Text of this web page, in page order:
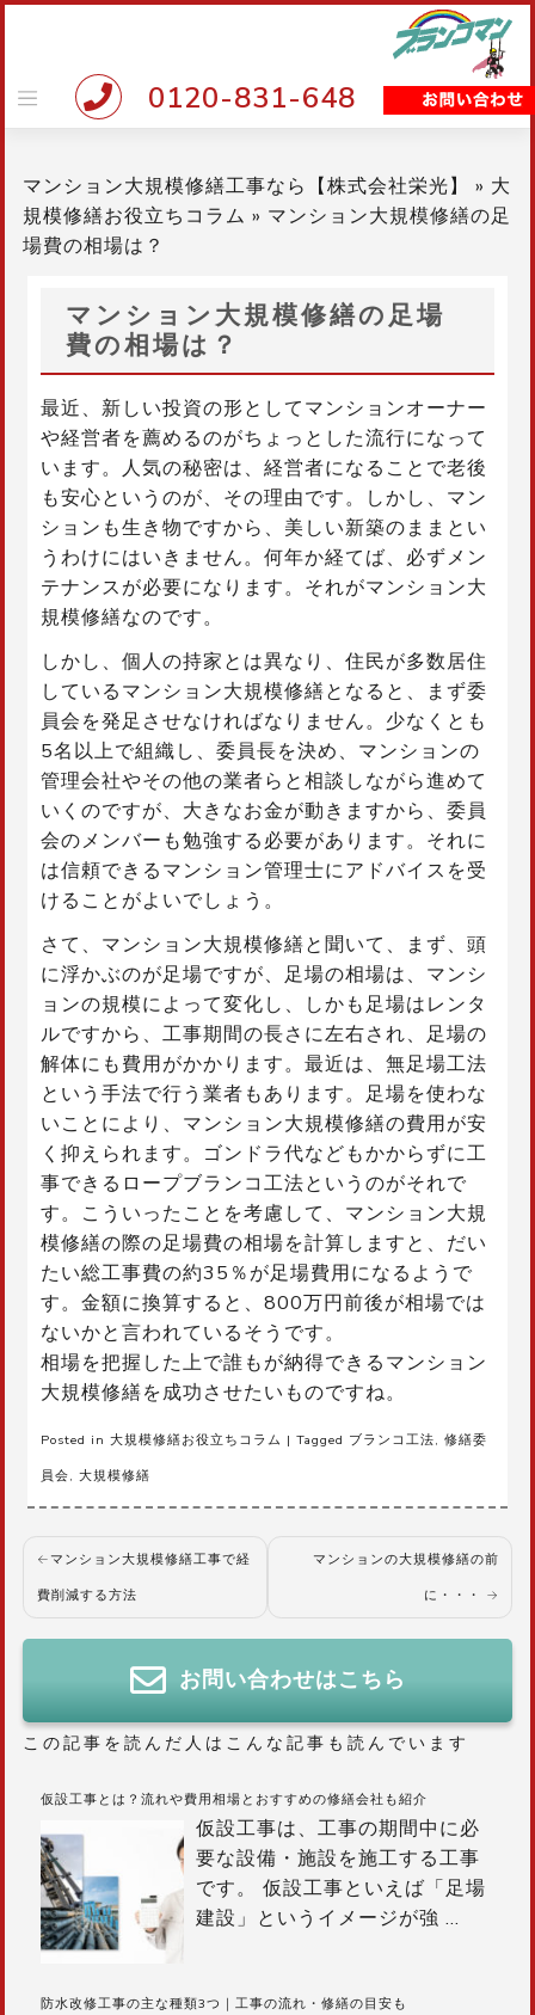
0120-831-648
マンション大規模修繕工事なら【株式会社栄光】 » 大
規模修繕お役立ちコラム » マンション大規模修繕の足
場費の相場は？
マンション大規模修繕の足場
費の相場は？
最近、新しい投資の形としてマンションオーナー
や経営者を薦めるのがちょっとした流行になって
います。人気の秘密は、経営者になることで老後
も安心というのが、その理由です。しかし、マン
ションも生き物ですから、美しい新築のままとい
うわけにはいきません。何年か経てば、必ずメン
テナンスが必要になります。それがマンション大
規模修繕なのです。
しかし、個人の持家とは異なり、住民が多数居住
しているマンション大規模修繕となると、まず委
員会を発足させなければなりません。少なくとも
5名以上で組織し、委員長を決め、マンションの
管理会社やその他の業者らと相談しながら進めて
いくのですが、大きなお金が動きますから、委員
会のメンバーも勉強する必要があります。それに
は信頼できるマンション管理士にアドバイスを受
けることがよいでしょう。
さて、マンション大規模修繕と聞いて、まず、頭
に浮かぶのが足場ですが、足場の相場は、マンシ
ョンの規模によって変化し、しかも足場はレンタ
ルですから、工事期間の長さに左右され、足場の
解体にも費用がかかります。最近は、無足場工法
という手法で行う業者もあります。足場を使わな
いことにより、マンション大規模修繕の費用が安
く抑えられます。ゴンドラ代などもかからずに工
事できるロープブランコ工法というのがそれで
す。こういったことを考慮して、マンション大規
模修繕の際の足場費の相場を計算しますと、だい
たい総工事費の約35％が足場費用になるようで
す。金額に換算すると、800万円前後が相場では
ないかと言われているそうです。
相場を把握した上で誰もが納得できるマンション
大規模修繕を成功させたいものですね。
Posted in 大規模修繕お役立ちコラム | Tagged ブランコ工法, 修繕委
員会, 大規模修繕
投
稿
ビ
ー
シ
ン
マンション大規模修繕工事で経
費削減する方法
マンションの大規模修繕の前
に・・・
お問い合わせはこちら
この記事を読んだ人はこんな記事も読んでいます
仮設工事とは？流れや費用相場とおすすめの修繕会社も紹介
仮設工事は、工事の期間中に必
要な設備・施設を施工する工事
です。 仮設工事といえば「足場
建設」というイメージが強 …
防水改修工事の主な種類3つ｜工事の流れ・修繕の目安も